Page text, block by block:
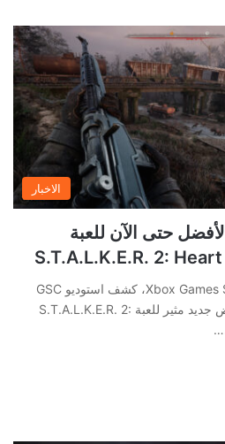
الاخبار
حتى الآن للعبة
S.T.A.L.K.E.R. 2:
خلال حدث Xbox Games Showcase، كشف استوديو GSC
Game World عن عرض جديد مثير للعبة S.T.A.L.K.E.R. 2: